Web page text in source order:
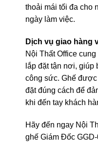
thoải mái tối đa cho
ngày làm việc.
Dịch vụ giao hàng
Nội Thất Office
lắp đặt tận nơi, giúp
công sức. Ghế
đặt đúng cách để
khi đến tay khách
Hãy đến ngay Nội
ghế Giám Đốc